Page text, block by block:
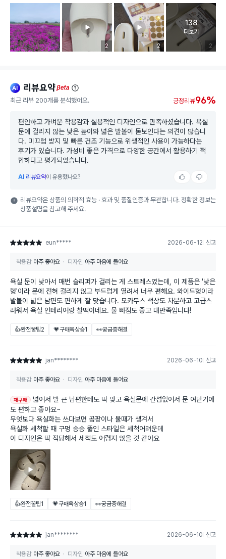
리뷰 이미지 등록 개수
2 리뷰 이미지 등록 개수
2 리뷰 이
2
고객 리뷰
138
더보기
ai 리뷰요약beta
최근 리뷰 200개를 분석했어요. 긍정리뷰96%
편안하고 가벼운 착용감과 실용적인 디자인으로 만족하셨습니다. 욕실
문에 걸리지 않는 낮은 높이와 넓은 발볼이 돋보인다는 의견이 많습니
다. 미끄럼 방지 및 빠른 건조 기능으로 위생적인 사용이 가능하다는
후기가 있습니다. 가성비 좋은 가격으로 다양한 공간에서 활용하기 적
합하다고 평가되었습니다.
AI 리뷰요약이 유용했나요?
리뷰요약은 상품의 의학적 효능 · 효과 및 품질인증과 무관합니다. 정확한 정보는
상품설명을 참고해 주세요.
별점 5점 eun***** 2026-06-12 신고
착용감 아주 좋아요 디자인 아주 마음에 들어요
욕실 문이 낮아서 매번 슬리퍼가 걸리는 게 스트레스였는데, 이 제품은 '낮은
형'이라 문에 전혀 걸리지 않고 부드럽게 열려서 너무 편해요. 와이드형이라
발볼이 넓은 남편도 편하게 잘 맞습니다. 모카무스 색상도 차분하고 고급스
러워서 욕실 인테리어랑 찰떡이네요. 물 빠짐도 좋고 대만족입니다!
👍완전꿀팁2 💗구매욕상승1 👀궁금증해결
별점 5점 jan******** 2026-06-10 신고
착용감 아주 좋아요 디자인 아주 마음에 들어요
재구매
넓어서 발 큰 남편한테도 딱 맞고 욕실문에 간섭없어서 문 여닫기에
도 편하고 좋아요~
무엇보다 욕실화는 쓰다보면 곰팡이나 물때가 생겨서
욕실화 세척할 때 구멍 송송 뚫인 스타일은 세척어려운데
이 디자인은 딱 적당해서 세척도 어렵지 않을 것 같아요
👍완전꿀팁1 💗구매욕상승1 👀궁금증해결
별점 5점 jan******** 2026-06-10 신고
착용감 아주 좋아요 디자인 아주 마음에 들어요